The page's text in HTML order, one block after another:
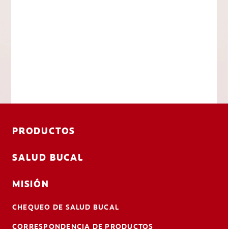
PRODUCTOS
SALUD BUCAL
MISIÓN
CHEQUEO DE SALUD BUCAL
CORRESPONDENCIA DE PRODUCTOS